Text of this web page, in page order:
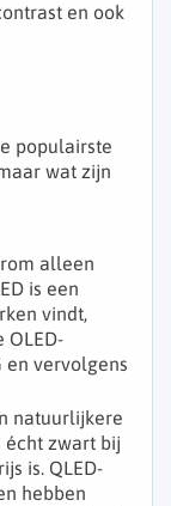
en ook
populairste
wat zijn
alleen
is een
vindt,
OLED-
en vervolgens
natuurlijkere
écht zwart bij
is. QLED-
hebben